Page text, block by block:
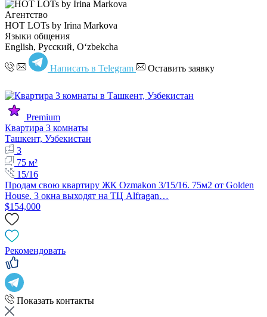
Агентство
HOT LOTs by Irina Markova
Языки общения
English, Русский, Oʻzbekcha
Написать в Telegram Оставить заявку
Premium
Квартира 3 комнаты
Ташкент, Узбекистан
3
75 м²
15/16
Продам свою квартиру ЖК Ozmakon 3/15/16. 75м2 от Golden
House. 3 окна выходят на ТЦ Alfragan…
$154,000
Рекомендовать
Показать контакты